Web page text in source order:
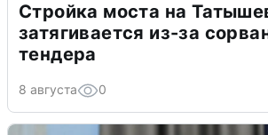
Стройка моста на
затягивается из-за
тендера
8 августа 0